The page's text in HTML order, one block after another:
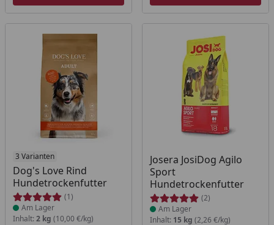
3 Varianten
Dog's Love Rind
Hundetrockenfutter
(1)
Produkt am Lager
Am Lager
Inhalt: 2 kg (10,00 €/kg)
Josera JosiDog Agilo
Sport
Hundetrockenfutter
(2)
Produkt am Lager
Am Lager
Inhalt: 15 kg (2,26 €/kg)